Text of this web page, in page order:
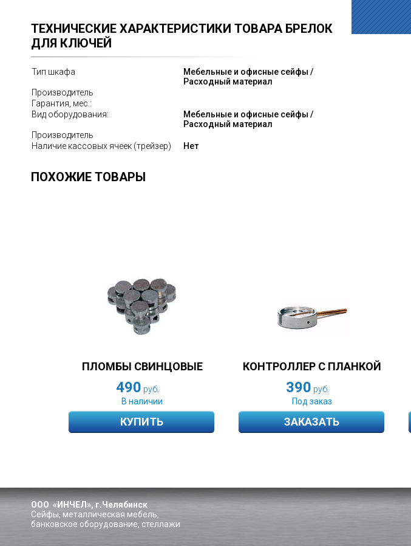
ТЕХНИЧЕСКИЕ ХАРАКТЕРИСТИКИ ТОВАРА БРЕЛОК
ДЛЯ КЛЮЧЕЙ
Тип шкафа
Мебельные и офисные сейфы /
Расходный материал
Производитель
Гарантия, мес.:
Вид оборудования:
Мебельные и офисные сейфы /
Расходный материал
Производитель
Наличие кассовых ячеек (трейзер)
Нет
ПОХОЖИЕ ТОВАРЫ
ПЛОМБЫ СВИНЦОВЫЕ
490 руб.
В наличии
КУПИТЬ
КОНТРОЛЛЕР С ПЛАНКОЙ
390 руб.
Под заказ
ЗАКАЗАТЬ
ООО «ИНЧЕЛ», г.Челябинск
Сейфы, металлическая мебель,
банковское оборудование, стеллажи